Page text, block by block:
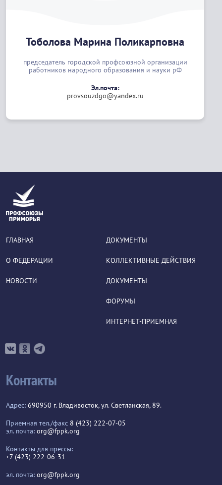
Тоболова Марина Поликарповна
председатель городской профсоюзной организации
работников народного образования и науки рФ
Эл.почта:
provsouzdgo@yandex.ru
ГЛАВНАЯ
О ФЕДЕРАЦИИ
НОВОСТИ
ДОКУМЕНТЫ
КОЛЛЕКТИВНЫЕ ДЕЙСТВИЯ
ДОКУМЕНТЫ
ФОРУМЫ
ИНТЕРНЕТ-ПРИЕМНАЯ
Контакты
Адрес: 690950 г. Владивосток, ул. Светланская, 89.
Приемная тел./факс 8 (423) 222-07-05
эл. почта: org@fppk.org
Контакты для прессы:
+7 (423) 222-06-31
эл. почта: org@fppk.org